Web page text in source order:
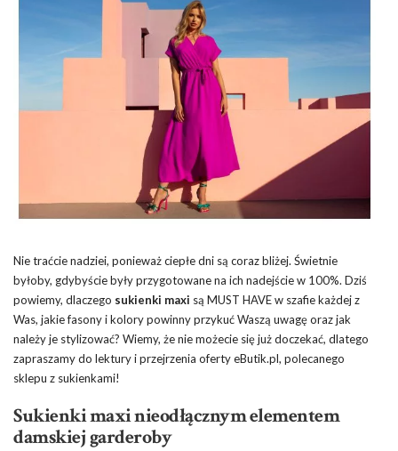
Nie traćcie nadziei, ponieważ ciepłe dni są coraz bliżej. Świetnie
byłoby, gdybyście były przygotowane na ich nadejście w 100%. Dziś
powiemy, dlaczego sukienki maxi są MUST HAVE w szafie każdej z
Was, jakie fasony i kolory powinny przykuć Waszą uwagę oraz jak
należy je stylizować? Wiemy, że nie możecie się już doczekać, dlatego
zapraszamy do lektury i przejrzenia oferty eButik.pl, polecanego
sklepu z sukienkami!
Sukienki maxi nieodłącznym elementem
damskiej garderoby